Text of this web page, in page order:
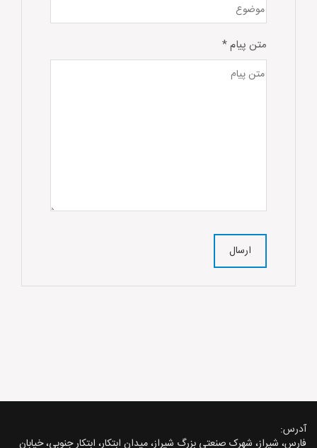
متن پیام*
آدرس:
فارس، شیراز، شهرک صنعتی بزرگ شیراز، میدان ابتکار، ابتکار جنوبی، خیابان